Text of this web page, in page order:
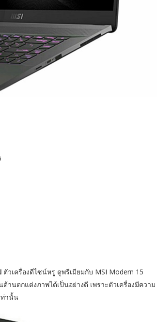
ตัวเครื่องดีไซน์หรู ดูพรีเมียมกับ MSI Modern 15
านตกแต่งภาพได้เป็นอย่างดี เพราะตัวเครื่องมีความ
ท่านั้น